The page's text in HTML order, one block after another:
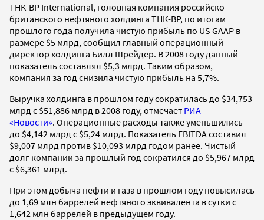
ТНК-BP International, головная компания российско-
британского нефтяного холдинга ТНК-ВР, по итогам
прошлого года получила чистую прибыль по US GAAP в
размере $5 млрд, сообщил главный операционный
директор холдинга Билл Шрейдер. В 2008 году данный
показатель составлял $5,3 млрд. Таким образом,
компания за год снизила чистую прибыль на 5,7%.
Выручка холдинга в прошлом году сократилась до $34,753
млрд с $51,886 млрд в 2008 году, отмечает РИА
«Новости». Операционные расходы также уменьшились --
до $4,142 млрд с $5,24 млрд. Показатель EBITDA составил
$9,007 млрд против $10,093 млрд годом ранее. Чистый
долг компании за прошлый год сократился до $5,967 млрд
с $6,361 млрд.
При этом добыча нефти и газа в прошлом году повысилась
до 1,69 млн баррелей нефтяного эквивалента в сутки с
1,642 млн баррелей в предыдущем году.